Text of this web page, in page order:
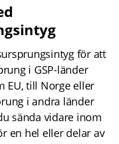
för att
i GSP-länder
EU, till Norge eller
i andra länder
sända vidare inom
en hel eller delar av